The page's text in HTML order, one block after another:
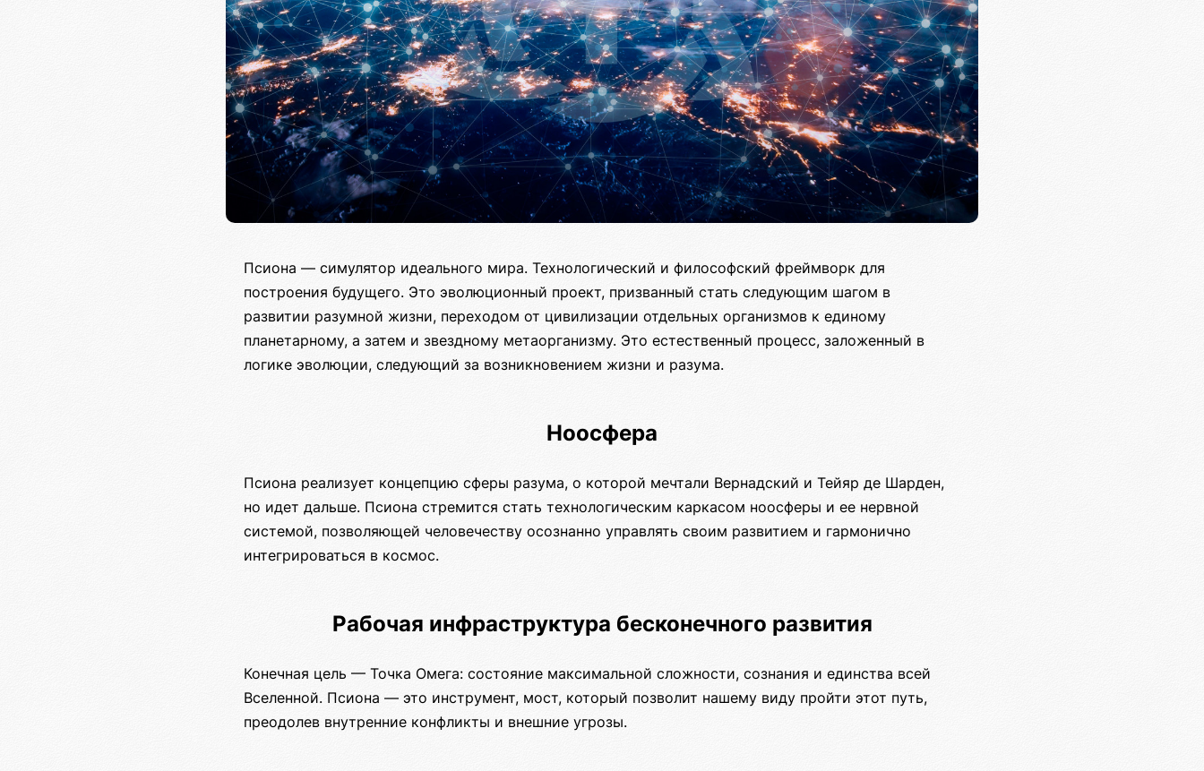
Псиона — симулятор идеального мира. Технологический и философский фреймворк для
построения будущего. Это эволюционный проект, призванный стать следующим шагом в
развитии разумной жизни, переходом от цивилизации отдельных организмов к единому
планетарному, а затем и звездному метаорганизму. Это естественный процесс, заложенный в
логике эволюции, следующий за возникновением жизни и разума.
Ноосфера
Псиона реализует концепцию сферы разума, о которой мечтали Вернадский и Тейяр де Шарден,
но идет дальше. Псиона стремится стать технологическим каркасом ноосферы и ее нервной
системой, позволяющей человечеству осознанно управлять своим развитием и гармонично
интегрироваться в космос.
Рабочая инфраструктура бесконечного развития
Конечная цель — Точка Омега: состояние максимальной сложности, сознания и единства всей
Вселенной. Псиона — это инструмент, мост, который позволит нашему виду пройти этот путь,
преодолев внутренние конфликты и внешние угрозы.